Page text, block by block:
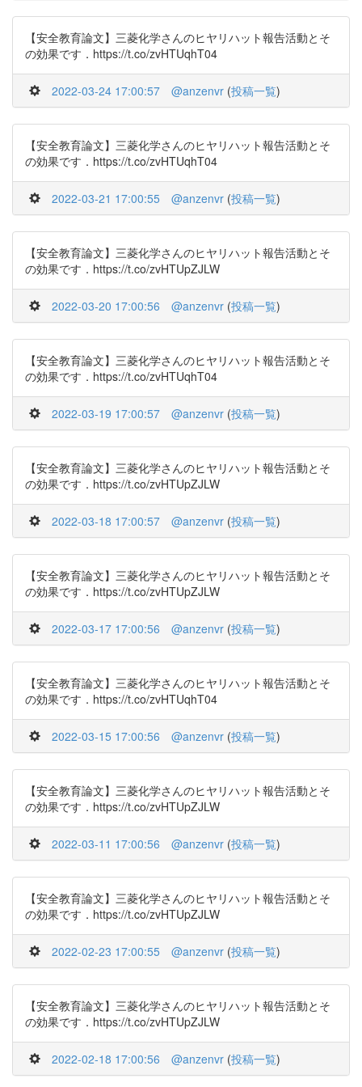
【安全教育論文】三菱化学さんのヒヤリハット報告活動とそ
の効果です．https://t.co/zvHTUqhT04
2022-03-24 17:00:57 @anzenvr (投稿一覧)
【安全教育論文】三菱化学さんのヒヤリハット報告活動とそ
の効果です．https://t.co/zvHTUqhT04
2022-03-21 17:00:55 @anzenvr (投稿一覧)
【安全教育論文】三菱化学さんのヒヤリハット報告活動とそ
の効果です．https://t.co/zvHTUpZJLW
2022-03-20 17:00:56 @anzenvr (投稿一覧)
【安全教育論文】三菱化学さんのヒヤリハット報告活動とそ
の効果です．https://t.co/zvHTUqhT04
2022-03-19 17:00:57 @anzenvr (投稿一覧)
【安全教育論文】三菱化学さんのヒヤリハット報告活動とそ
の効果です．https://t.co/zvHTUpZJLW
2022-03-18 17:00:57 @anzenvr (投稿一覧)
【安全教育論文】三菱化学さんのヒヤリハット報告活動とそ
の効果です．https://t.co/zvHTUpZJLW
2022-03-17 17:00:56 @anzenvr (投稿一覧)
【安全教育論文】三菱化学さんのヒヤリハット報告活動とそ
の効果です．https://t.co/zvHTUqhT04
2022-03-15 17:00:56 @anzenvr (投稿一覧)
【安全教育論文】三菱化学さんのヒヤリハット報告活動とそ
の効果です．https://t.co/zvHTUpZJLW
2022-03-11 17:00:56 @anzenvr (投稿一覧)
【安全教育論文】三菱化学さんのヒヤリハット報告活動とそ
の効果です．https://t.co/zvHTUpZJLW
2022-02-23 17:00:55 @anzenvr (投稿一覧)
【安全教育論文】三菱化学さんのヒヤリハット報告活動とそ
の効果です．https://t.co/zvHTUpZJLW
2022-02-18 17:00:56 @anzenvr (投稿一覧)